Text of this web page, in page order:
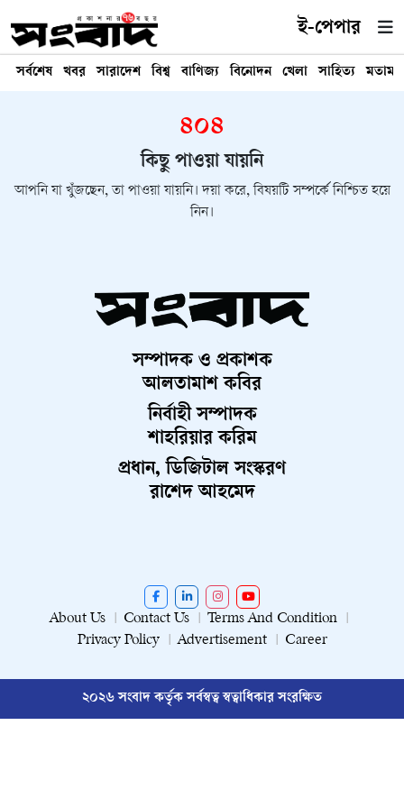
ই-পেপার
সর্বশেষ খবর সারাদেশ বিশ্ব বাণিজ্য বিনোদন খেলা সাহিত্য মতামত
৪০৪
কিছু পাওয়া যায়নি
আপনি যা খুঁজছেন, তা পাওয়া যায়নি। দয়া করে, বিষয়টি সম্পর্কে নিশ্চিত হয়ে
নিন।
সম্পাদক ও প্রকাশক
আলতামাশ কবির
নির্বাহী সম্পাদক
শাহরিয়ার করিম
প্রধান, ডিজিটাল সংস্করণ
রাশেদ আহমেদ
About Us Contact Us
Terms And Condition
Privacy Policy
Advertisement Career
২০২৬ সংবাদ কর্তৃক সর্বস্বত্ব স্বত্বাধিকার সংরক্ষিত